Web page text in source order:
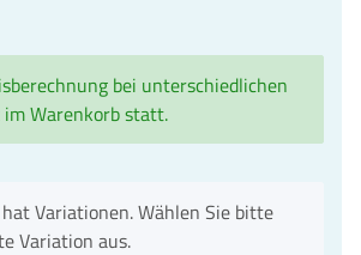
bei unterschiedlichen
Warenkorb statt.
Variationen. Wählen Sie bitte
Variation aus.